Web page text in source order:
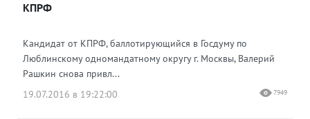
КПРФ
Кандидат от КПРФ, баллотирующийся в Госдуму по
Люблинскому одномандатному округу г. Москвы, Валерий
Рашкин снова привл...
19.07.2016 в 19:22:00
7949